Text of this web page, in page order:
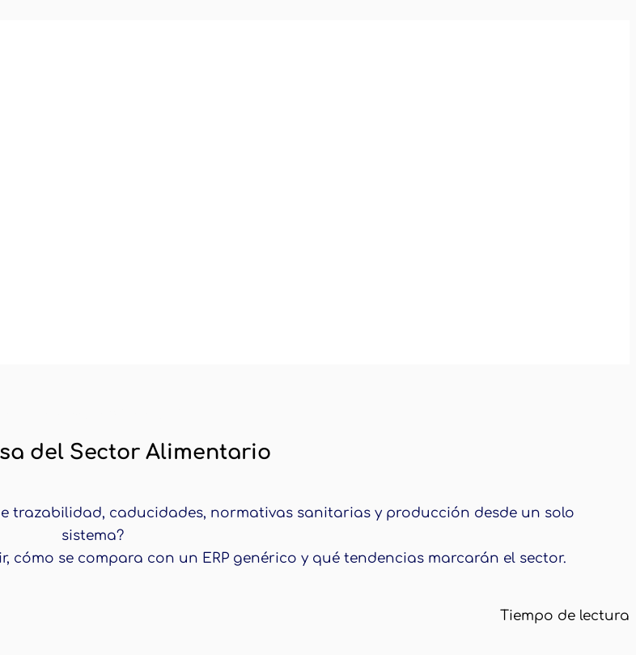
del Sector Alimentario
trazabilidad, caducidades, normativas sanitarias y producción desde un solo
sistema?
cómo se compara con un ERP genérico y qué tendencias marcarán el sector.
Tiempo de lectura